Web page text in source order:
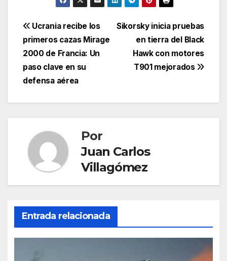
Navegación
de
entradas
Sikorsky inicia pruebas
en tierra del Black
Hawk con motores
T901 mejorados
Ucrania recibe los
primeros cazas Mirage
2000 de Francia: Un
paso clave en su
defensa aérea
Por
Juan Carlos
Villagómez
Entrada relacionada